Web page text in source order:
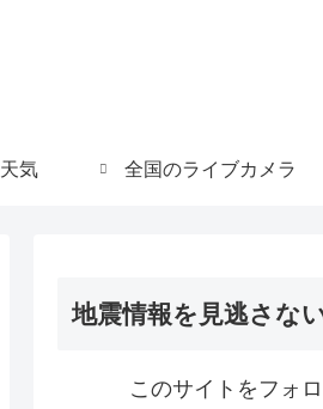
天気 全国のライブカメラ
地震情報を見逃さな
このサイトをフォ